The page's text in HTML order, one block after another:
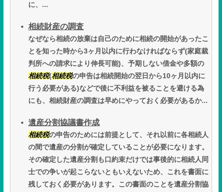
に、...
相続財産の調査
なぜなら相続の放棄は自己のために相続の開始があったこ
とを知った時から3ヶ月以内に行わなければならず(家庭裁
判所への請求により伸長可能)、予期しない借金や多額の
相続税(相続税の申告は相続開始の翌日から10ヶ月以内に
行う必要がある)などで後に不利益を被ることを避ける為
にも、相続財産の調査は早めにやっておく必要があるか...
遺産分割協議書作成
相続税の申告のためには前提として、それ以前に各相続人
の間で遺産の分割が確定していることが必要になります。
その確定した遺産分割も口約束だけでは事後的に相続人同
士での争いが起こらないともいえないため、これを書面に
残しておく必要があります。この書面のことを遺産分割協